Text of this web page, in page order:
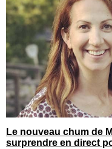
Le nouveau chum de
surprendre en direct